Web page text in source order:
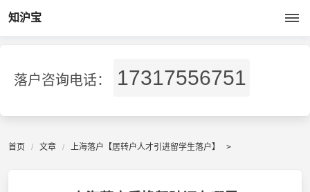
知沪宝
落户咨询电话： 17317556751
首页 文章 上海落户【居转户人才引进留学生落户】 >